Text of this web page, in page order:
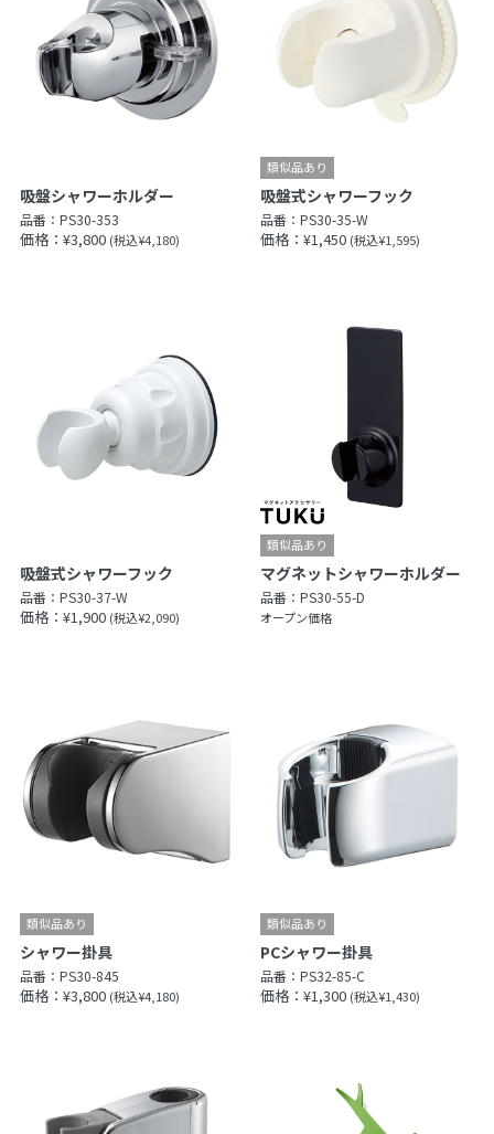
吸盤シャワーホルダー
品番： PS30-353
価格：¥3,800 (税込¥4,180)
吸盤式シャワーフック
品番：PS30-35-W
価格：¥1,450 (税込¥1,595)
吸盤式シャワーフック
品番： PS30-37-W
価格：¥1,900 (税込¥2,090)
マグネットシャワーホルダー
品番：PS30-55-D
オープン価格
シャワー掛具
品番： PS30-845
価格：¥3,800 (税込¥4,180)
PCシャワー掛具
品番：PS32-85-C
価格：¥1,300 (税込¥1,430)